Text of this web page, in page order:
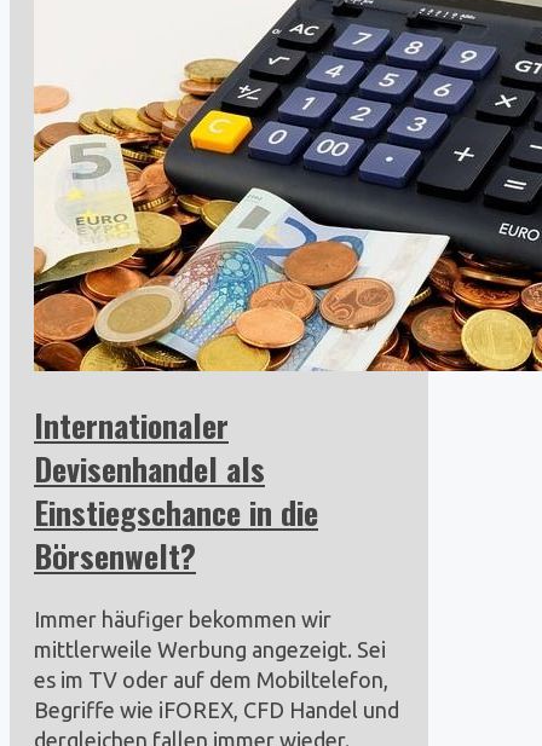
Internationaler
Devisenhandel als
Einstiegschance in die
Börsenwelt?
Immer häufiger bekommen wir
mittlerweile Werbung angezeigt. Sei
es im TV oder auf dem Mobiltelefon,
Begriffe wie iFOREX, CFD Handel und
dergleichen fallen immer wieder.